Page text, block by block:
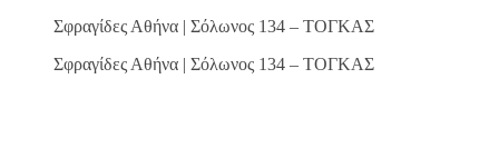
Σφραγίδες Αθήνα | Σόλωνος 134 – ΤΟΓΚΑΣ
Σφραγίδες Αθήνα | Σόλωνος 134 – ΤΟΓΚΑΣ